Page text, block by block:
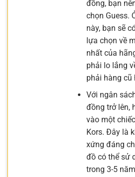
đồng, bạn
chọn Guess.
này, bạn sẽ
lựa chọn về
nhất của
phải lo lắng
phải hàng cũ
Với ngân
đồng trở lên,
vào một
Kors. Đây là
xứng đáng
đồ có thể sử
trong 3-5